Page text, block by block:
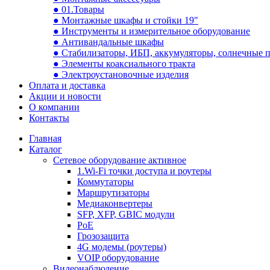
● 01.Товары
● Монтажные шкафы и стойки 19"
● Инструменты и измерительное оборудование
● Антивандальные шкафы
● Стабилизаторы, ИБП, аккумуляторы, солнечные
● Элементы коаксиального тракта
● Электроустановочные изделия
Оплата и доставка
Акции и новости
О компании
Контакты
Главная
Каталог
Сетевое оборудование активное
1.Wi-Fi точки доступа и роутеры
Коммутаторы
Маршрутизаторы
Медиаконвертеры
SFP, XFP, GBIC модули
PoE
Грозозащита
4G модемы (роутеры)
VOIP оборудование